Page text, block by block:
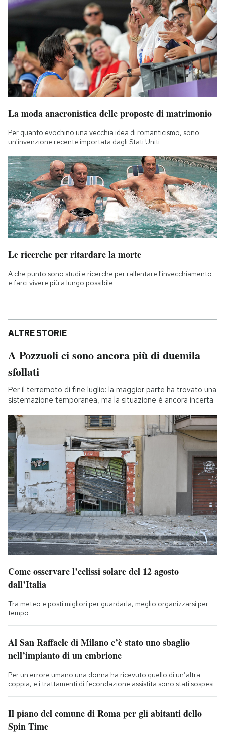
La moda anacronistica delle proposte di matrimonio
Per quanto evochino una vecchia idea di romanticismo, sono
un'invenzione recente importata dagli Stati Uniti
Le ricerche per ritardare la morte
A che punto sono studi e ricerche per rallentare l'invecchiamento
e farci vivere più a lungo possibile
ALTRE STORIE
A Pozzuoli ci sono ancora più di duemila
sfollati
Per il terremoto di fine luglio: la maggior parte ha trovato una
sistemazione temporanea, ma la situazione è ancora incerta
Come osservare l’eclissi solare del 12 agosto
dall’Italia
Tra meteo e posti migliori per guardarla, meglio organizzarsi per
tempo
Al San Raffaele di Milano c’è stato uno sbaglio
nell’impianto di un embrione
Per un errore umano una donna ha ricevuto quello di un’altra
coppia, e i trattamenti di fecondazione assistita sono stati sospesi
Il piano del comune di Roma per gli abitanti dello
Spin Time